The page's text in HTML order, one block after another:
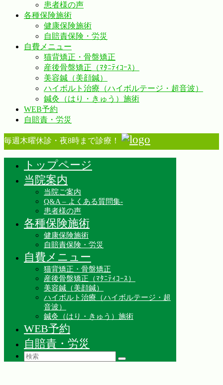
患者様の声
各種保険施術
健康保険施術
自賠責保険・労災
自費メニュー
猫背矯正・骨盤矯正
産後骨盤矯正（ﾏﾀﾆﾃｨｺｰｽ）
美容鍼（美顔鍼）
ハイボルト治療（ハイボルテージ・超音波）
鍼灸（はり・きゅう）施術
WEB予約
自賠責・労災
毎週木曜休診・夜8時まで診療！
トップページ
当院案内
当院ご案内
Q&A – よくある質問集-
患者様の声
各種保険施術
健康保険施術
自賠責保険・労災
自費メニュー
猫背矯正・骨盤矯正
産後骨盤矯正（ﾏﾀﾆﾃｨｺｰｽ）
美容鍼（美顔鍼）
ハイボルト治療（ハイボルテージ・超
音波）
鍼灸（はり・きゅう）施術
WEB予約
自賠責・労災
Search